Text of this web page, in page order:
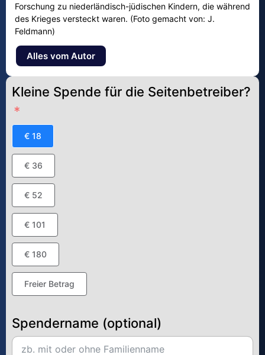
Forschung zu niederländisch-jüdischen Kindern, die während
des Krieges versteckt waren. (Foto gemacht von: J.
Feldmann)
Alles vom Autor
Kleine Spende für die Seitenbetreiber?
€ 18
€ 36
€ 52
€ 101
€ 180
Freier Betrag
Spendername (optional)